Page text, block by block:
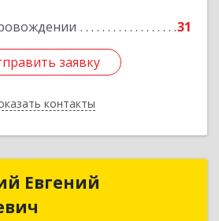
31
заявку
контакты
заявку
Назад
Евгений
Рязанский Евгений